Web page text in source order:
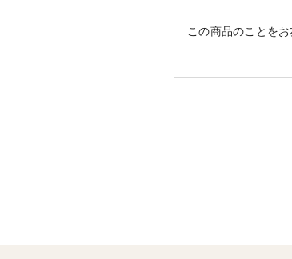
サイズ未選別にな
この商品のことを